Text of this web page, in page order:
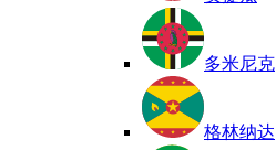
多米尼克
格林纳达